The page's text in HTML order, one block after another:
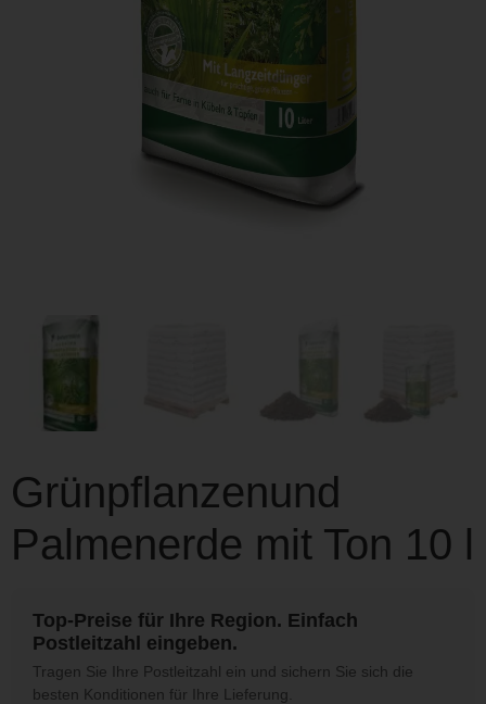
Grünpflanzenund
Palmenerde mit Ton 10 l
Top-Preise für Ihre Region. Einfach
Postleitzahl eingeben.
Tragen Sie Ihre Postleitzahl ein und sichern Sie sich die
besten Konditionen für Ihre Lieferung.